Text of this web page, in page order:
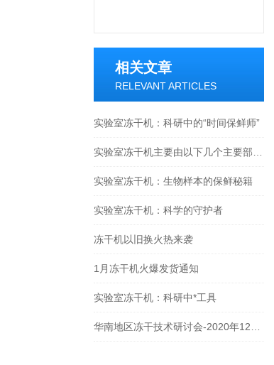
相关文章
RELEVANT ARTICLES
实验室冻干机：科研中的“时间保鲜师”
实验室冻干机：生物样本的保鲜秘籍
实验室冻干机：科学的守护者
冻干机以旧换火热来袭
1月冻干机火爆发货通知
实验室冻干机：科研中*工具